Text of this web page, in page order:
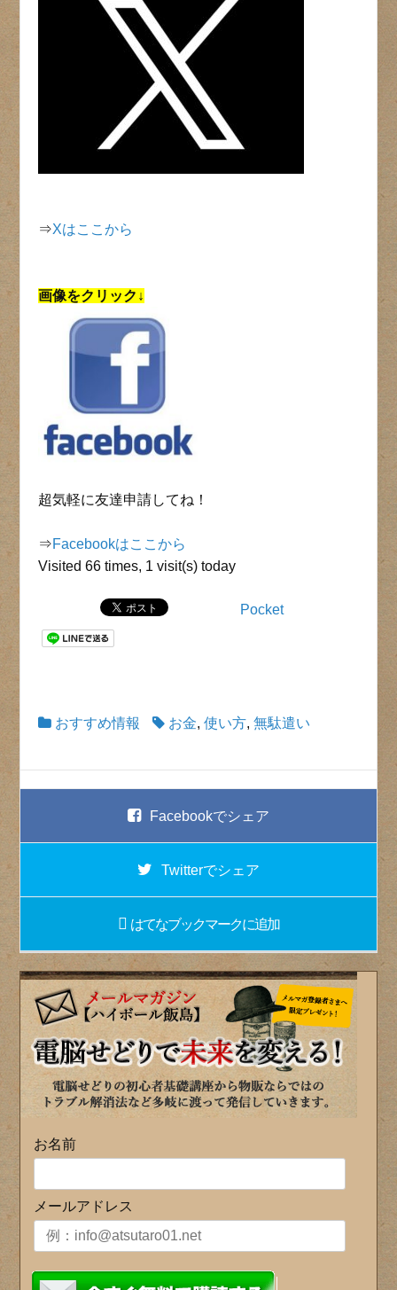
⇒Xはここから
画像をクリック↓
超気軽に友達申請してね！
⇒Facebookはここから
Visited 66 times, 1 visit(s) today
Pocket
おすすめ情報 お金,使い方,無駄遣い
Facebookでシェア
Twitterでシェア
はてなブックマークに追加
お名前
メールアドレス